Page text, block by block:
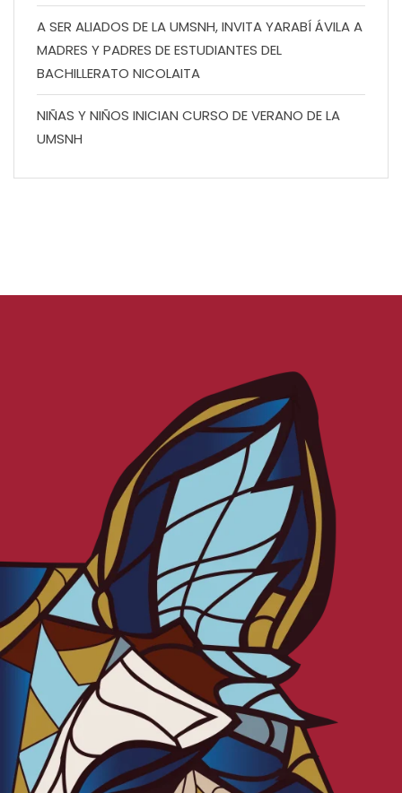
A SER ALIADOS DE LA UMSNH, INVITA YARABÍ ÁVILA A
MADRES Y PADRES DE ESTUDIANTES DEL
BACHILLERATO NICOLAITA
NIÑAS Y NIÑOS INICIAN CURSO DE VERANO DE LA
UMSNH